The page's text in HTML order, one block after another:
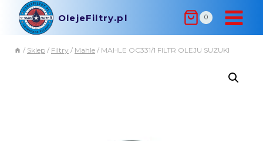
OlejeFiltry.pl 0
/ Sklep / Filtry / Mahle / MAHLE OC331/1 FILTR OLEJU SUZUKI